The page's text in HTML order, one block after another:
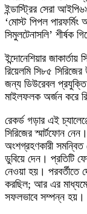
ইন্ডাস্ট্রির সেরা
‘মোস্ট পিপল
সিমুলটেনাসলি’ শীর্ষক
ইন্দোনেশিয়ার
রিয়েলমি সি৮৫
জন্য ডিউরেবল প্রযুক্তি
মাইলফলক অর্জন করে
রেকর্ড গড়ার এই
সিরিজের স্মার্টফোন
অংশগ্রহণকারী সমন্বিত
ডুবিয়ে দেন। প্রতিটি
নেওয়া হয়। পরবর্তীতে
করছিল; আর এর মাধ্যমে
সফলভাবে সম্পন্ন হয়।